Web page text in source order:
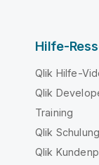
Hilfe-
Qlik Hilfe-
Qlik
Training
Qlik Schulung
Qlik